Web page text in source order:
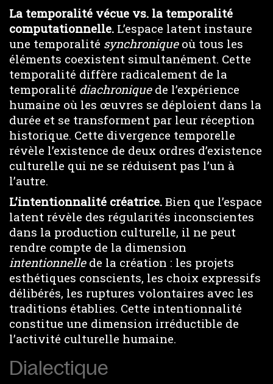
La temporalité vécue vs. la temporalité
computationnelle. L’espace latent instaure
une temporalité synchroniqueoù tous les
éléments coexistent simultanément. Cette
temporalité diffère radicalement de la
temporalité diachroniquede l’expérience
humaine où les œuvres se déploient dans la
durée et se transforment par leur réception
historique. Cette divergence temporelle
révèle l’existence de deux ordres d’existence
culturelle qui ne se réduisent pas l’un à
l’autre.
L’intentionnalité créatrice. Bien que l’espace
latent révèle des régularités inconscientes
dans la production culturelle, il ne peut
rendre compte de la dimension
intentionnellede la création : les projets
esthétiques conscients, les choix expressifs
délibérés, les ruptures volontaires avec les
traditions établies. Cette intentionnalité
constitue une dimension irréductible de
l’activité culturelle humaine.
Dialectique